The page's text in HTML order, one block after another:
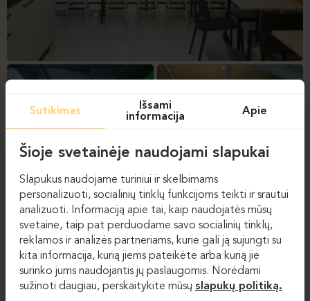
Sutikimas
Išsami
informacija
Apie
Šioje svetainėje naudojami slapukai
Slapukus naudojame turiniui ir skelbimams
personalizuoti, socialinių tinklų funkcijoms teikti ir srautui
analizuoti. Informaciją apie tai, kaip naudojatės mūsų
svetaine, taip pat perduodame savo socialinių tinklų,
reklamos ir analizės partneriams, kurie gali ją sujungti su
kita informacija, kurią jiems pateikėte arba kurią jie
surinko jums naudojantis jų paslaugomis. Norėdami
sužinoti daugiau, perskaitykite mūsų slapukų politiką.